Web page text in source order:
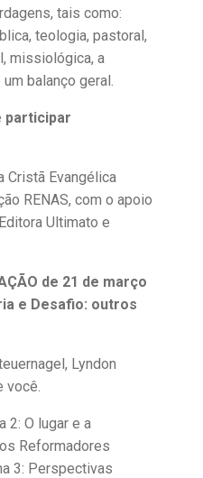
tais como:
teologia, pastoral,
missiológica, a
balanço geral.
participar
Cristã Evangélica
RENAS, com o apoio
Ultimato e
de 21 de março
e Desafio: outros
Lyndon
você.
2: O lugar e a
Reformadores
3: Perspectivas